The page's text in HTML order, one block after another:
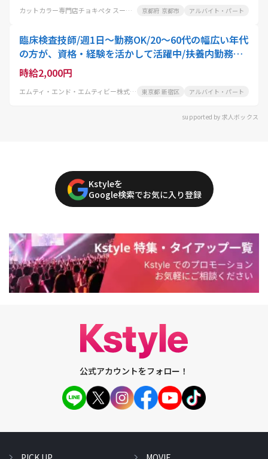
カットカラー専門店チョキぺタ スーパーマツモト洛南店 京都府 京都市 アルバイト・パート
臨床検査技師/週1日～勤務OK/20～60代の幅広い年代
の方が、資格・経験を活かして活躍中/扶養内勤務可!
家事や育児と両立したい方におすすめ
時給2,000円
エムティ・エンド・エムティビー株式会社 東京都 新宿区 アルバイト・パート
supported by 求人ボックス
Kstyleを
Google検索でお気に入り登録
公式アカウントをフォロー！